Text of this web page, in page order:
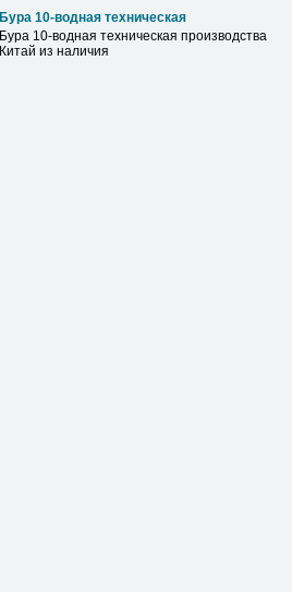
Бура 10-водная техническая
Бура 10-водная техническая производства
Китай из наличия